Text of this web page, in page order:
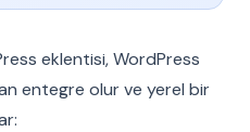
eklentisi, WordPress
entegre olur ve yerel bir